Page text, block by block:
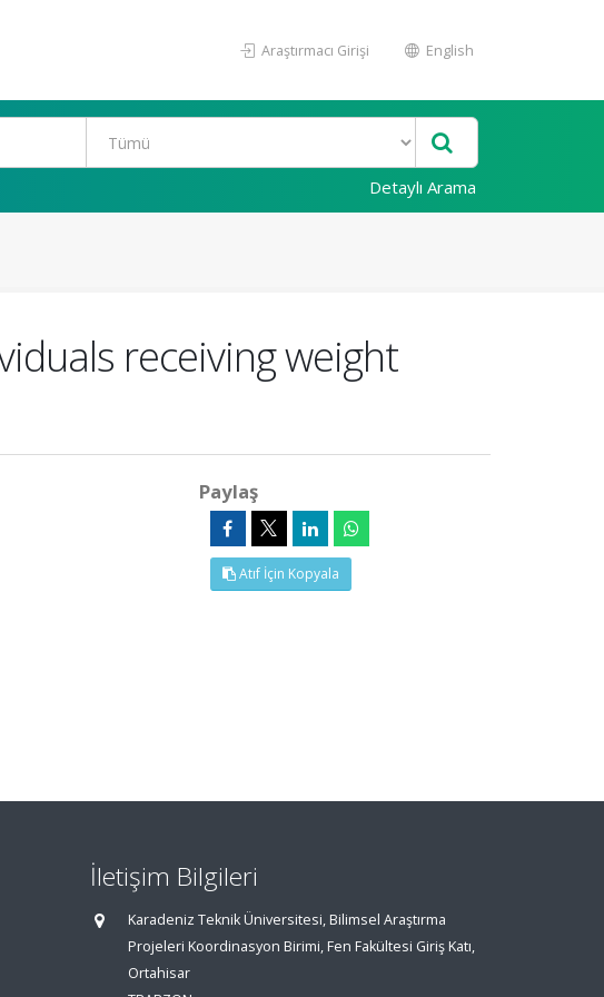
Araştırmacı Girişi English
Detaylı Arama
receiving weight
Paylaş
Atıf İçin Kopyala
İletişim Bilgileri
Karadeniz Teknik Üniversitesi, Bilimsel Araştırma
Projeleri Koordinasyon Birimi, Fen Fakültesi Giriş Katı,
Ortahisar